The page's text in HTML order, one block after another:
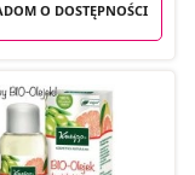
O DOSTĘPNOŚCI